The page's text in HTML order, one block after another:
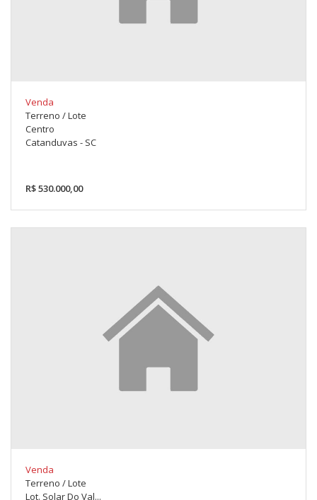
Venda
Terreno / Lote
Centro
Catanduvas - SC
R$ 530.000,00
Venda
Terreno / Lote
Lot. Solar Do Val...